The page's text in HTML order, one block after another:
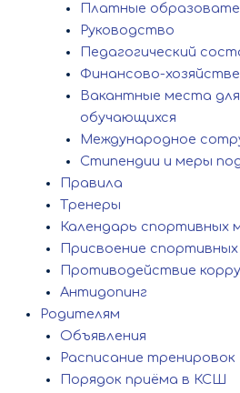
Платные
Руководство
Педагогический
Финансово-
Вакантные места
обучающихся
Международное
Стипендии и меры
Правила
Тренеры
Календарь спортивных
Присвоение
Противодействие
Антидопинг
Родителям
Объявления
Расписание тренировок
Порядок приёма в КСШ